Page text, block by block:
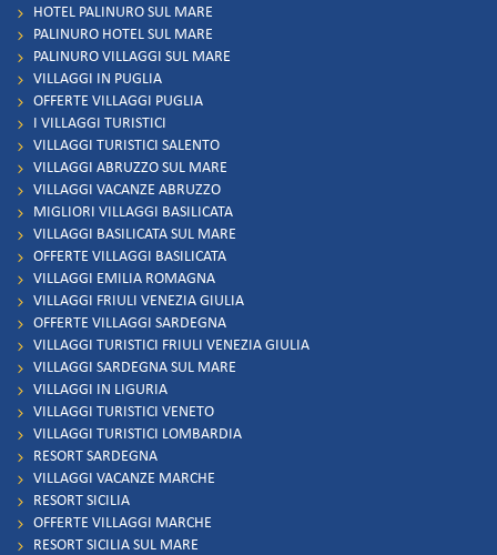
HOTEL PALINURO SUL MARE
PALINURO HOTEL SUL MARE
PALINURO VILLAGGI SUL MARE
VILLAGGI IN PUGLIA
OFFERTE VILLAGGI PUGLIA
I VILLAGGI TURISTICI
VILLAGGI TURISTICI SALENTO
VILLAGGI ABRUZZO SUL MARE
VILLAGGI VACANZE ABRUZZO
MIGLIORI VILLAGGI BASILICATA
VILLAGGI BASILICATA SUL MARE
OFFERTE VILLAGGI BASILICATA
VILLAGGI EMILIA ROMAGNA
VILLAGGI FRIULI VENEZIA GIULIA
OFFERTE VILLAGGI SARDEGNA
VILLAGGI TURISTICI FRIULI VENEZIA GIULIA
VILLAGGI SARDEGNA SUL MARE
VILLAGGI IN LIGURIA
VILLAGGI TURISTICI VENETO
VILLAGGI TURISTICI LOMBARDIA
RESORT SARDEGNA
VILLAGGI VACANZE MARCHE
RESORT SICILIA
OFFERTE VILLAGGI MARCHE
RESORT SICILIA SUL MARE